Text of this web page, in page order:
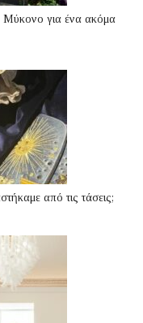
για ένα ακόμα
από τις τάσεις;